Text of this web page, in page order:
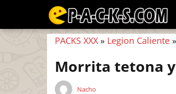
PACKS XXX » Legion Caliente »
Morrita tetona
Nacho